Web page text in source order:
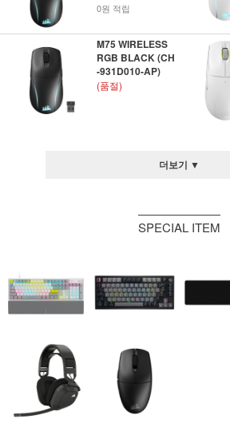
0원 적립
M75 WIRELESS
RGB BLACK (CH
-931D010-AP)
(품절)
더보기 ▼
SPECIAL ITEM